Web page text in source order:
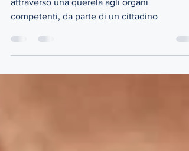
una richiesta che “grida aiuto”, presentata
attraverso una querela agli organi